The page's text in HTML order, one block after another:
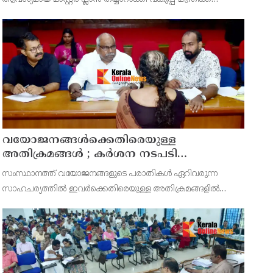
അറിയിച്ചു. ഡിപ്പോയ്ക്ക് നാല് ഏക്കറിൽ അധികം വരുന്ന
സ്ഥലമുണ്ട്
വയോജനങ്ങൾക്കെതിരെയുള്ള
അതിക്രമങ്ങൾ ; കർശന നടപടി
സ്വീകരിക്കുമെന്ന് കമ്മീഷൻ
സംസ്ഥാനത്ത് വയോജനങ്ങളുടെ പരാതികൾ ഏറിവരുന്ന
സാഹചര്യത്തിൽ ഇവർക്കെതിരെയുള്ള അതിക്രമങ്ങളിൽ
ചെയർമാൻ അഡ്വ. കെ. സോമപ്രസാദ്.